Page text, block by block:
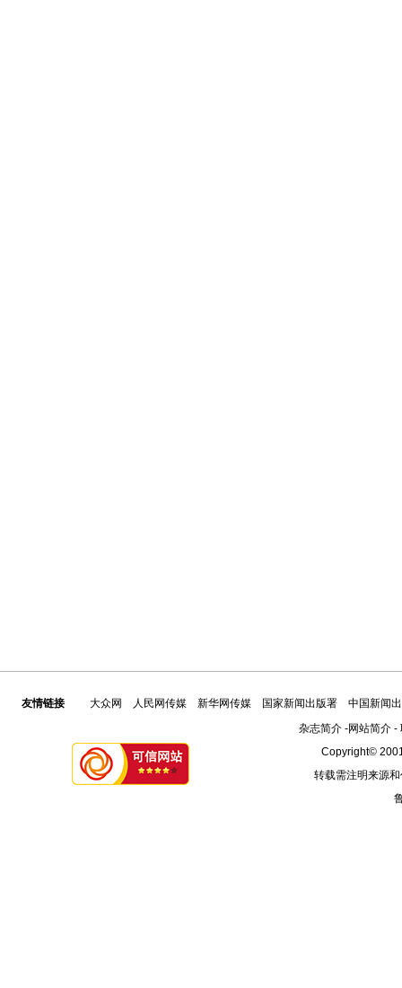
友情链接 大众网 人民网传媒 新华网传媒 国家新闻出版署
中国新闻
杂志简介-网站简介-
Copyright©
转载需注明来源